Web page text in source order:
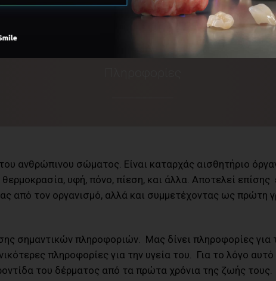
ΧΏΡΟΣ
ανθρώπινου σώματος. Είναι καταρχάς αισθητήριο
υφή, πόνο, πίεση, και άλλα. Αποτελεί
από τον οργανισμό, αλλά και συμμετέχοντας ως πρώτη
σημαντικών πληροφοριών. Μας δίνει πληροφορίες για
πληροφορίες για την υγεία του. Για το λόγο
του δέρματος από τα πρώτα χρόνια της ζωής τους.